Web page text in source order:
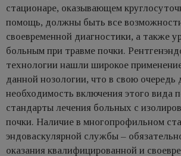
стационаре, оказывающем
помощь, должны быть все
своевременной диагностики, а также
больным при травме почки.
технологии нашли широкое
данной нозологии, что в свою очередь
необходимость включения этого вида
стандарты лечения больных с
почки. Наличие в многопрофильном
эндоваскулярной службы –
оказания квалифицированной и